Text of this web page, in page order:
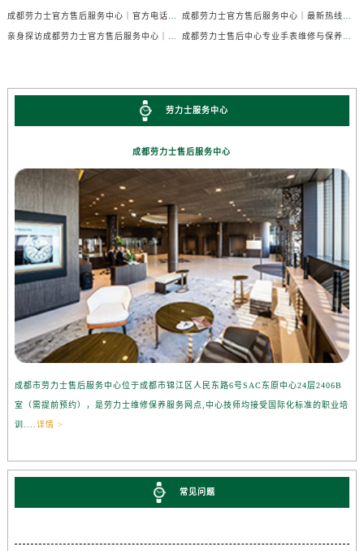
劳力士服务中心
成都劳力士售后服务中心
成都市劳力士售后服务中心位于成都市锦江区人民东路6号SAC东原中心24层2406B
室（需提前预约），是劳力士维修保养服务网点,中心技师均接受国际化标准的职业培
训.... 详情 >
常见问题